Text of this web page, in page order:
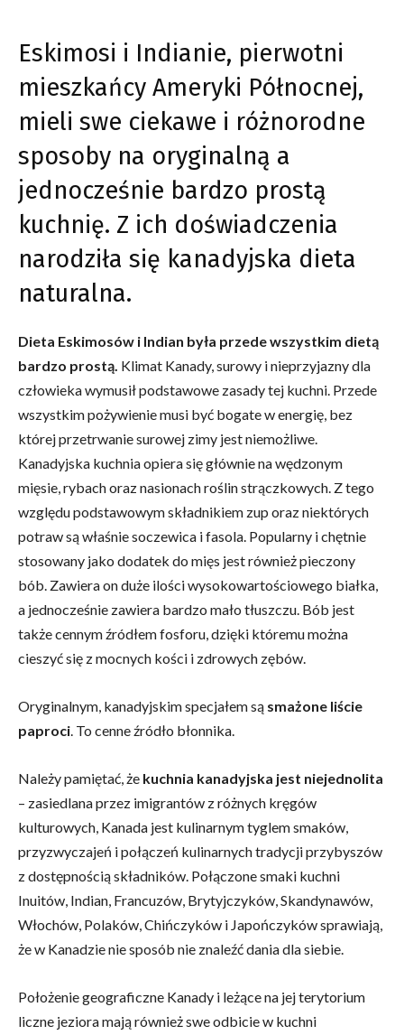
Eskimosi i Indianie, pierwotni
mieszkańcy Ameryki Północnej,
mieli swe ciekawe i różnorodne
sposoby na oryginalną a
jednocześnie bardzo prostą
kuchnię. Z ich doświadczenia
narodziła się kanadyjska dieta
naturalna.
Dieta Eskimosów i Indian była przede wszystkim dietą
bardzo prostą. Klimat Kanady, surowy i nieprzyjazny dla
człowieka wymusił podstawowe zasady tej kuchni. Przede
wszystkim pożywienie musi być bogate w energię, bez
której przetrwanie surowej zimy jest niemożliwe.
Kanadyjska kuchnia opiera się głównie na wędzonym
mięsie, rybach oraz nasionach roślin strączkowych. Z tego
względu podstawowym składnikiem zup oraz niektórych
potraw są właśnie soczewica i fasola. Popularny i chętnie
stosowany jako dodatek do mięs jest również pieczony
bób. Zawiera on duże ilości wysokowartościowego białka,
a jednocześnie zawiera bardzo mało tłuszczu. Bób jest
także cennym źródłem fosforu, dzięki któremu można
cieszyć się z mocnych kości i zdrowych zębów.
Oryginalnym, kanadyjskim specjałem są smażone liście
paproci . To cenne źródło błonnika.
Należy pamiętać, że kuchnia kanadyjska jest niejednolita
– zasiedlana przez imigrantów z różnych kręgów
kulturowych, Kanada jest kulinarnym tyglem smaków,
przyzwyczajeń i połączeń kulinarnych tradycji przybyszów
z dostępnością składników. Połączone smaki kuchni
Inuitów, Indian, Francuzów, Brytyjczyków, Skandynawów,
Włochów, Polaków, Chińczyków i Japończyków sprawiają,
że w Kanadzie nie sposób nie znaleźć dania dla siebie.
Położenie geograficzne Kanady i leżące na jej terytorium
liczne jeziora mają również swe odbicie w kuchni